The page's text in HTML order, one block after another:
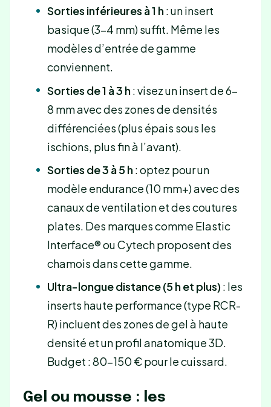
Sorties inférieures à 1 h: un insert
basique (3-4 mm) suffit. Même les
modèles d’entrée de gamme
conviennent.
Sorties de 1 à 3 h: visez un insert de 6-
8 mm avec des zones de densités
différenciées (plus épais sous les
ischions, plus fin à l’avant).
Sorties de 3 à 5 h: optez pour un
modèle endurance (10 mm+) avec des
canaux de ventilation et des coutures
plates. Des marques comme Elastic
Interface® ou Cytech proposent des
chamois dans cette gamme.
Ultra-longue distance (5 h et plus) : les
inserts haute performance (type RCR-
R) incluent des zones de gel à haute
densité et un profil anatomique 3D.
Budget : 80-150 € pour le cuissard.
Gel ou mousse : les